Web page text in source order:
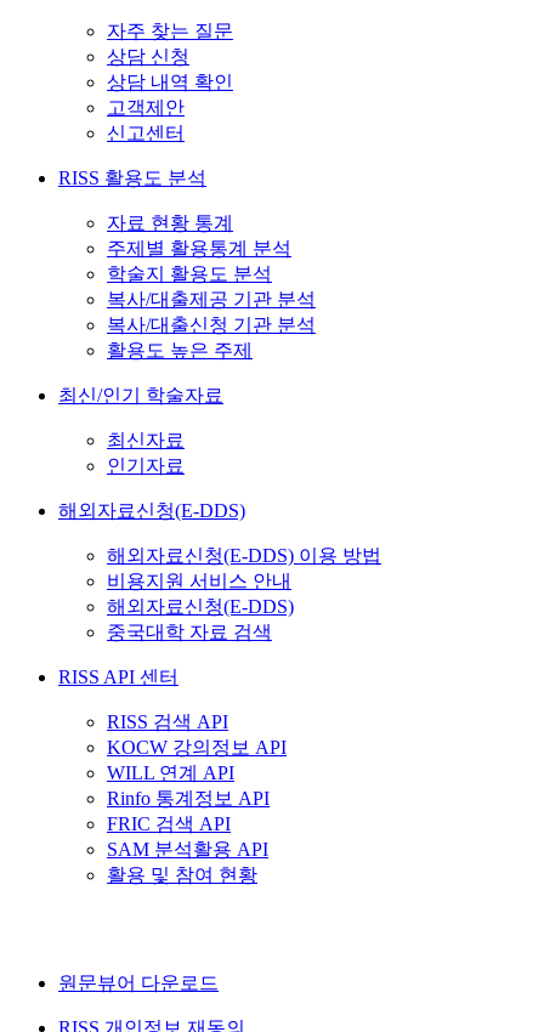
자주 찾는 질문
상담 신청
상담 내역 확인
고객제안
신고센터
RISS 활용도 분석
자료 현황 통계
주제별 활용통계 분석
학술지 활용도 분석
복사/대출제공 기관 분석
복사/대출신청 기관 분석
활용도 높은 주제
최신/인기 학술자료
최신자료
인기자료
해외자료신청(E-DDS)
해외자료신청(E-DDS) 이용 방법
비용지원 서비스 안내
해외자료신청(E-DDS)
중국대학 자료 검색
RISS API 센터
RISS 검색 API
KOCW 강의정보 API
WILL 연계 API
Rinfo 통계정보 API
FRIC 검색 API
SAM 분석활용 API
활용 및 참여 현황
원문뷰어 다운로드
RISS 개인정보 재동의